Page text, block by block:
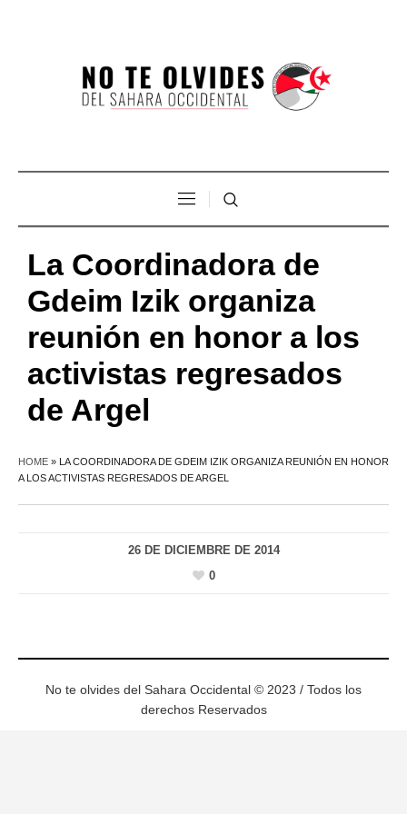
La Coordinadora de
Gdeim Izik organiza
reunión en honor a los
activistas regresados
de Argel
HOME » LA COORDINADORA DE GDEIM IZIK ORGANIZA REUNIÓN EN HONOR
A LOS ACTIVISTAS REGRESADOS DE ARGEL
26 DE DICIEMBRE DE 2014
0
No te olvides del Sahara Occidental © 2023 / Todos los
derechos Reservados